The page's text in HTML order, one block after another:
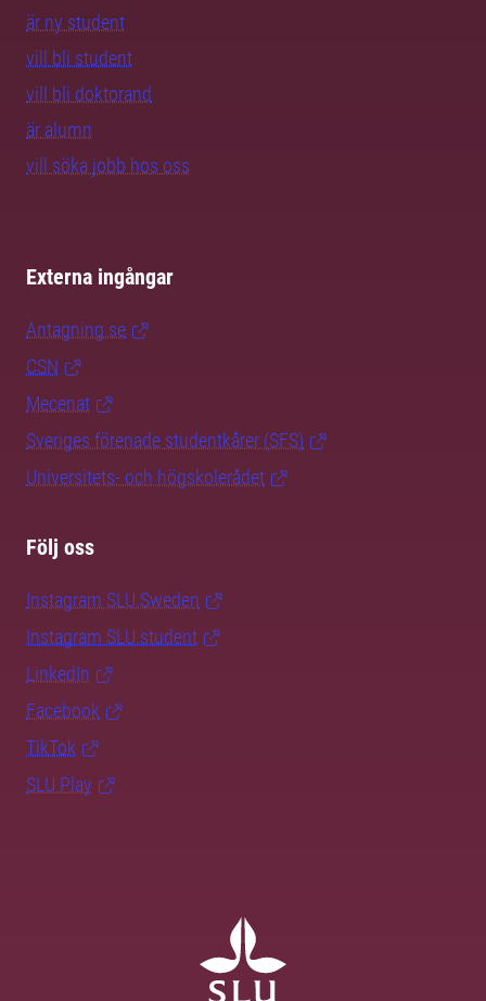
är ny student
vill bli student
vill bli doktorand
är alumn
vill söka jobb hos oss
Externa ingångar
Antagning.se
CSN
Mecenat
Sveriges förenade studentkårer (SFS)
Universitets- och högskolerådet
Följ oss
Instagram SLU.Sweden
Instagram SLU.student
LinkedIn
Facebook
TikTok
SLU Play